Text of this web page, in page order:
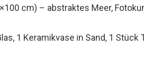
cm) – abstraktes Meer,
1 Keramikvase in Sand, 1 Stück